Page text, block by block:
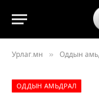
Урлаг.мн » Оддын
ОДДЫН АМЬДРАЛ